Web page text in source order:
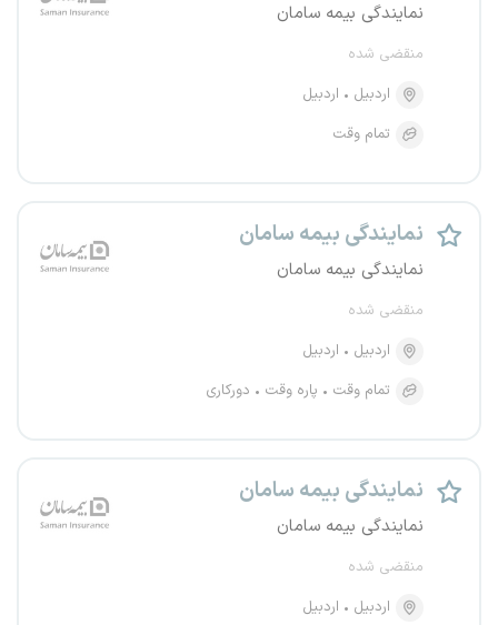
نمایندگی بیمه سامان
منقضی شده
اردبیل
اردبیل
تمام وقت
نمایندگی بیمه سامان
نمایندگی بیمه سامان
منقضی شده
اردبیل
اردبیل
تمام وقت
پاره وقت دورکاری
نمایندگی بیمه سامان
نمایندگی بیمه سامان
منقضی شده
اردبیل
اردبیل